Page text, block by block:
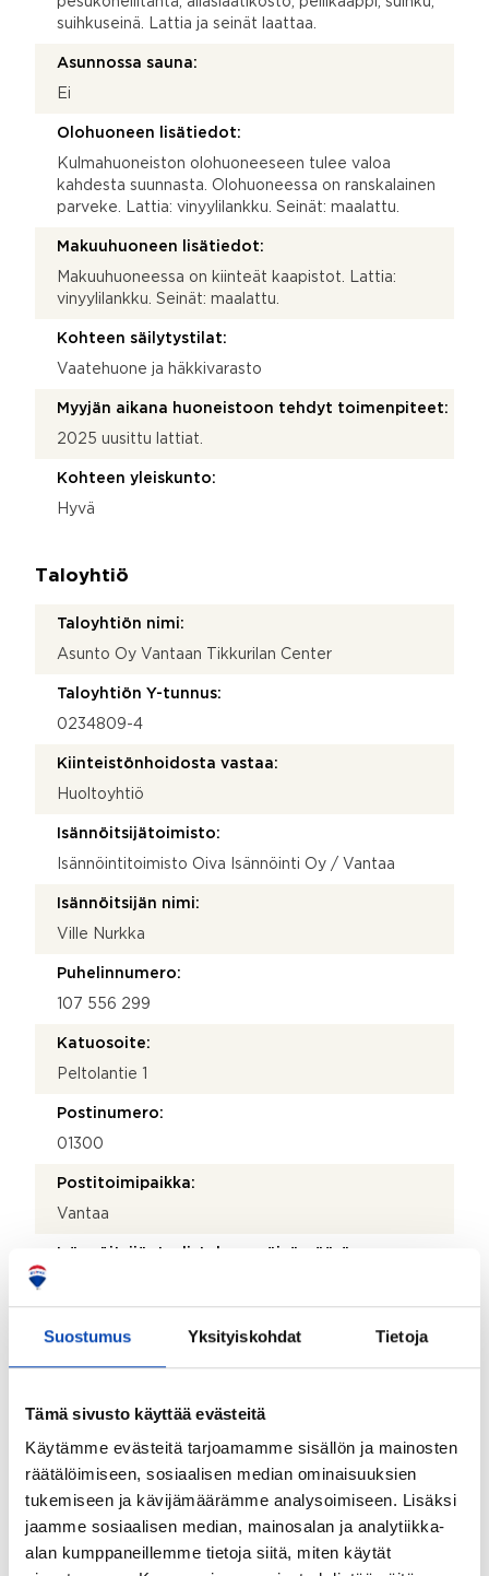
Suostumus Yksityiskohdat Tietoja
Tämä sivusto käyttää evästeitä
Käytämme evästeitä tarjoamamme sisällön ja mainosten
räätälöimiseen, sosiaalisen median ominaisuuksien
tukemiseen ja kävijämäärämme analysoimiseen. Lisäksi
jaamme sosiaalisen median, mainosalan ja analytiikka-
alan kumppaneillemme tietoja siitä, miten käytät
suihkuseinä. Lattia ja seinät laattaa.
Asunnossa sauna:
Ei
Olohuoneen lisätiedot:
Kulmahuoneiston olohuoneeseen tulee valoa
kahdesta suunnasta. Olohuoneessa on ranskalainen
parveke. Lattia: vinyylilankku. Seinät: maalattu.
Makuuhuoneen lisätiedot:
Makuuhuoneessa on kiinteät kaapistot. Lattia:
vinyylilankku. Seinät: maalattu.
Kohteen säilytystilat:
Vaatehuone ja häkkivarasto
Myyjän aikana huoneistoon tehdyt toimenpiteet:
2025 uusittu lattiat.
Kohteen yleiskunto:
Hyvä
Taloyhtiö
Taloyhtiön nimi:
Asunto Oy Vantaan Tikkurilan Center
Taloyhtiön Y-tunnus:
0234809-4
Kiinteistönhoidosta vastaa:
Huoltoyhtiö
Isännöitsijätoimisto:
Isännöintitoimisto Oiva Isännöinti Oy / Vantaa
Isännöitsijän nimi:
Ville Nurkka
Puhelinnumero:
107 556 299
Katuosoite:
Peltolantie 1
Postinumero:
01300
Postitoimipaikka:
Vantaa
Isännöitsijäntodistuksen päivämäärä:
2020
Betoni
Kattotyyppi:
Tasakatto